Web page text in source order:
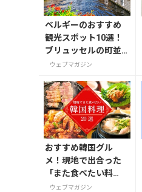
ベルギーのおすすめ
観光スポット10選！
ブリュッセルの町並
みやノートルダム大
ウェブマガジン
おすすめ韓国グル
メ！現地で出合った
「また食べたい料
理」20選
ウェブマガジン